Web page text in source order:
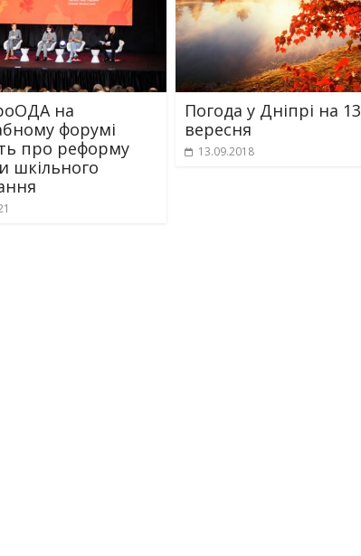
на
форумі
про реформу
шкільного
Погода у Дніпрі на 13
вересня
13.09.2018